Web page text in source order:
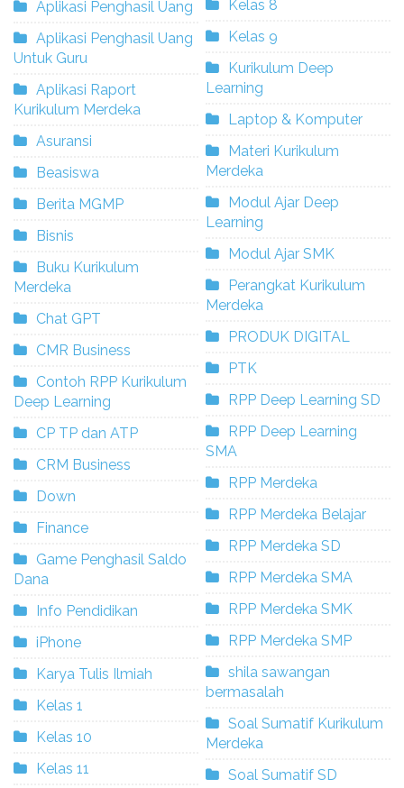
Aplikasi Penghasil Uang
Aplikasi Penghasil Uang
Untuk Guru
Aplikasi Raport
Kurikulum Merdeka
Asuransi
Beasiswa
Berita MGMP
Bisnis
Buku Kurikulum
Merdeka
Chat GPT
CMR Business
Contoh RPP Kurikulum
Deep Learning
CP TP dan ATP
CRM Business
Down
Finance
Game Penghasil Saldo
Dana
Info Pendidikan
iPhone
Karya Tulis Ilmiah
Kelas 1
Kelas 10
Kelas 11
Kelas 8
Kelas 9
Kurikulum Deep
Learning
Laptop & Komputer
Materi Kurikulum
Merdeka
Modul Ajar Deep
Learning
Modul Ajar SMK
Perangkat Kurikulum
Merdeka
PRODUK DIGITAL
PTK
RPP Deep Learning SD
RPP Deep Learning
SMA
RPP Merdeka
RPP Merdeka Belajar
RPP Merdeka SD
RPP Merdeka SMA
RPP Merdeka SMK
RPP Merdeka SMP
shila sawangan
bermasalah
Soal Sumatif Kurikulum
Merdeka
Soal Sumatif SD